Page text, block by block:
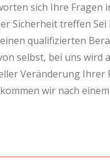
sich Ihre Fragen
Sicherheit treffen Sei
qualifizierten
selbst, bei uns wird
Veränderung Ihrer
wir nach